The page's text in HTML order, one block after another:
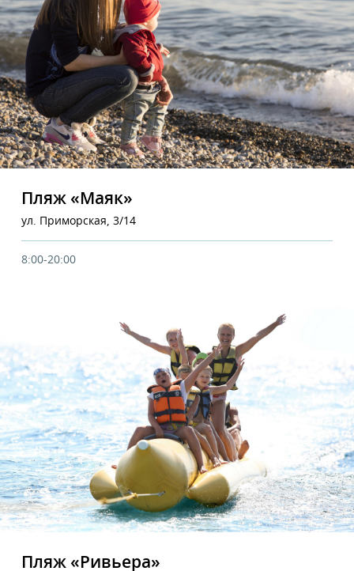
Пляж «Маяк»
ул. Приморская, 3/14
8:00-20:00
Пляж «Ривьера»